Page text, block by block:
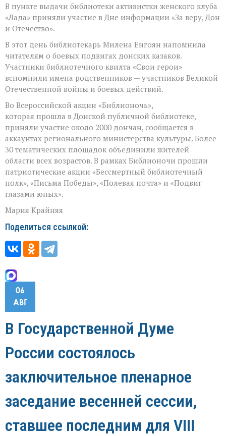
В пункте выдачи библиотеки активистки женского клуба
«Лада» приняли участие в Дне информации «За веру, Дон
и Отечество».
В этот день библиотекарь Милена Енгоян напомнила
читателям о боевых подвигах донских казаков.
Участники библиотечного квилта «Свои герои»
вспомнили имена родственников — участников Великой
Отечественной войны и боевых действий.
Во Всероссийской акции «Библионочь»,
которая прошла в Донской публичной библиотеке,
приняли участие около 2000 дончан, сообщается в
аккаунтах регионального министерства культуры. Более
30 тематических площадок объединили жителей
области всех возрастов. В рамках Библионочи прошли
патриотические акции «Бессмертный библиотечный
полк», «Письма Победы», «Полевая почта» и «Подвиг
глазами юных».
Мария Крайняя
Поделиться ссылкой:
06
АВГ
В Государственной Думе
России состоялось
заключительное пленарное
заседание весенней сессии,
ставшее последним для VIII